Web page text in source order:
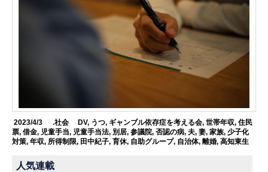
2023/4/3 .社会 DV, うつ, ギャンブル依存症を考える会, 世帯年収, 住民
票,借金, 児童手当, 児童手当法, 別居,参議院,否認の病,夫,妻,家族,少子化
対策,年収, 所得制限, 田中紀子,育休, 自助グループ, 自治体,離婚,高知東生
人気連載